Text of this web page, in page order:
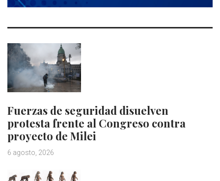
Fuerzas de seguridad disuelven
protesta frente al Congreso contra
proyecto de Milei
6 agosto, 2026